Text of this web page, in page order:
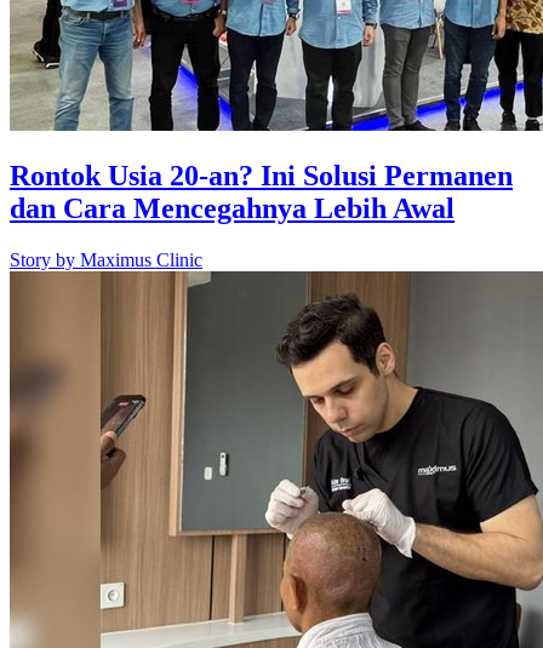
Rontok Usia 20-an? Ini Solusi Permanen
dan Cara Mencegahnya Lebih Awal
Story by Maximus Clinic